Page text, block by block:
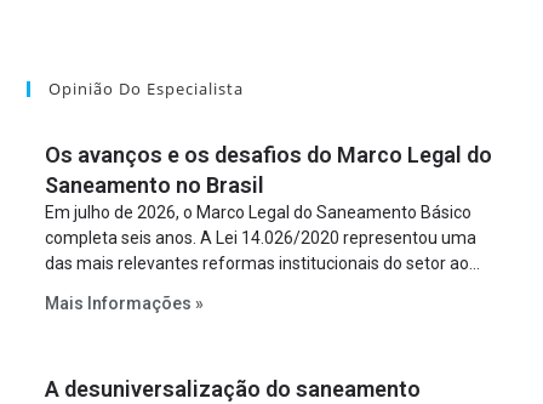
Opinião Do Especialista
Os avanços e os desafios do Marco Legal do
Saneamento no Brasil
Em julho de 2026, o Marco Legal do Saneamento Básico
completa seis anos. A Lei 14.026/2020 representou uma
das mais relevantes reformas institucionais do setor ao
serviços, ampliar a participação da iniciativa privada,
à segurança jurídica dos contratos.
Mais Informações »
A desuniversalização do saneamento